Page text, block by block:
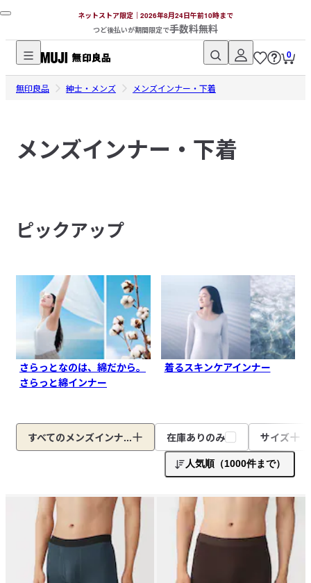
ネットストア限定｜2026年8月24日午前10時まで
つど後払いが期間限定で手数料無料
無
印
ネ
ッ
ア
0
無印良品 紳士・メンズ メンズインナー・下着
メンズインナー・下着
ピックアップ
さらっとなのは、綿だから。
さらっと綿インナー
着るスキンケアインナー
すべてのメンズインナ... 在庫ありのみ サイズ
人気順（1000件まで）